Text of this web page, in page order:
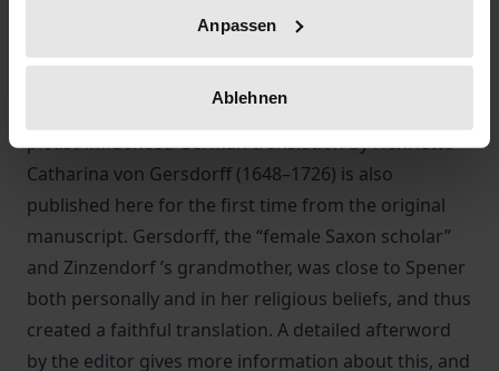
Anpassen
Ablehnen
in the form of the contemplation of religious themes
Heilige Betrachtungen) first published in 1716. The
pietist-influenced German translation by Henriette
Catharina von Gersdorff (1648–1726) is also
published here for the first time from the original
manuscript. Gersdorff, the “female Saxon scholar”
and Zinzendorf ’s grandmother, was close to Spener
both personally and in her religious beliefs, and thus
created a faithful translation. A detailed afterword
by the editor gives more information about this, and